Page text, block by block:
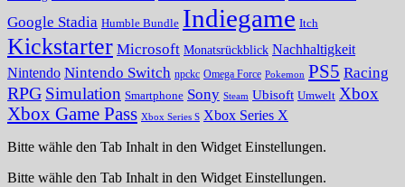
Google Stadia Humble Bundle Indiegame Itch
Kickstarter Microsoft Monatsrückblick Nachhaltigkeit
Nintendo Nintendo Switch npckc Omega Force Pokemon PS5 Racing
RPG Simulation Smartphone Sony Steam Ubisoft Umwelt Xbox
Xbox Game Pass Xbox Series S Xbox Series X
Bitte wähle den Tab Inhalt in den Widget Einstellungen.
Bitte wähle den Tab Inhalt in den Widget Einstellungen.